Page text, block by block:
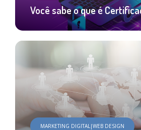
Você sabe o que é
MARKETING DIGITAL|WEB DESIGN